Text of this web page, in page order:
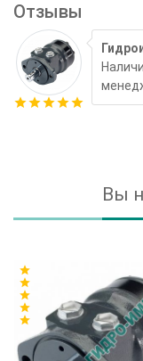
Отзывы
starstarstarstarstar
Вы
star
star
star
star
star